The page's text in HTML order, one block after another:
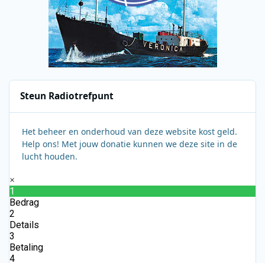
Steun Radiotrefpunt
Het beheer en onderhoud van deze website kost geld.
Help ons! Met jouw donatie kunnen we deze site in de
lucht houden.